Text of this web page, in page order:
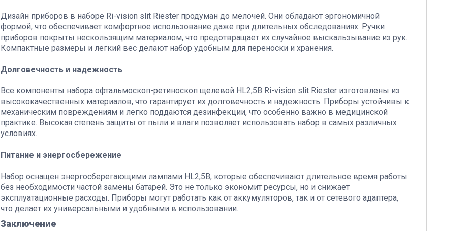
Дизайн приборов в наборе Ri-vision slit Riester продуман до мелочей. Они обладают эргономичной
формой, что обеспечивает комфортное использование даже при длительных обследованиях. Ручки
приборов покрыты нескользящим материалом, что предотвращает их случайное выскальзывание из рук.
Компактные размеры и легкий вес делают набор удобным для переноски и хранения.
Долговечность и надежность
Все компоненты набора офтальмоскоп-ретиноскоп щелевой HL2,5В Ri-vision slit Riester изготовлены из
высококачественных материалов, что гарантирует их долговечность и надежность. Приборы устойчивы к
механическим повреждениям и легко поддаются дезинфекции, что особенно важно в медицинской
практике. Высокая степень защиты от пыли и влаги позволяет использовать набор в самых различных
условиях.
Питание и энергосбережение
Набор оснащен энергосберегающими лампами HL2,5В, которые обеспечивают длительное время работы
без необходимости частой замены батарей. Это не только экономит ресурсы, но и снижает
эксплуатационные расходы. Приборы могут работать как от аккумуляторов, так и от сетевого адаптера,
что делает их универсальными и удобными в использовании.
Заключение